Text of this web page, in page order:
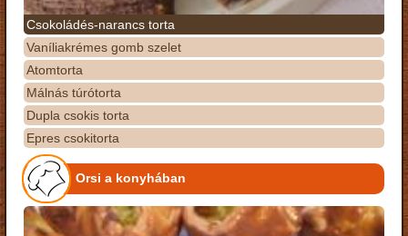
Csokoládés-narancs torta
Vaníliakrémes gomb szelet
Atomtorta
Málnás túrótorta
Dupla csokis torta
Epres csokitorta
Orsi a konyhában